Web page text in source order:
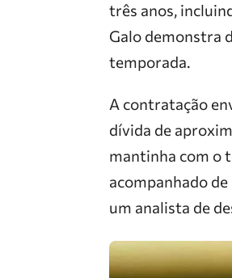
três anos,
Galo demonstra
temporada.
A contratação
dívida de
mantinha com o
acompanhado
um analista de